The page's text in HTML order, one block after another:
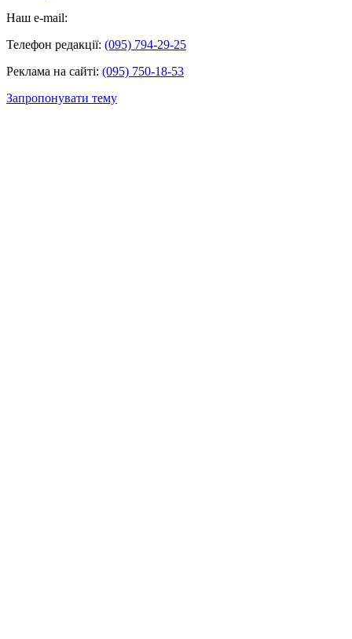
Наш e-mail:
Телефон редакції: (095) 794-29-25
Реклама на сайті: (095) 750-18-53
Запропонувати тему